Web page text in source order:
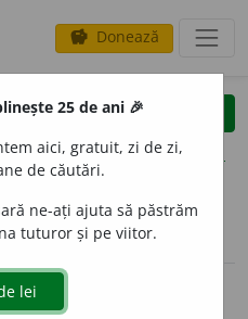
savings Donează
clear
opțiuni
(2)
25 de ani 🎉
aici, gratuit, zi de zi,
de căutări.
ne-ați ajuta să păstrăm
tuturor și pe viitor.